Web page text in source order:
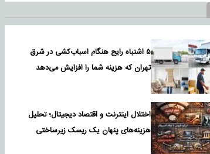
۵ اشتباه رایج هنگام اسباب‌کشی در شرق
تهران که هزینه شما را افزایش می‌دهد
اختلال اینترنت و اقتصاد دیجیتال؛ تحلیل
هزینه‌های پنهان یک ریسک زیرساختی